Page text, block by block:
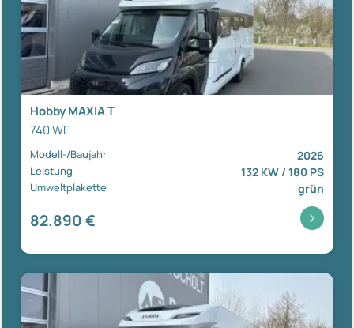
Hobby MAXIA T
740 WE
Modell-/Baujahr 2026
Leistung 132 KW / 180 PS
Umweltplakette grün
82.890 €